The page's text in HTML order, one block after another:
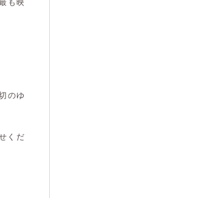
も映
のゆ
くだ